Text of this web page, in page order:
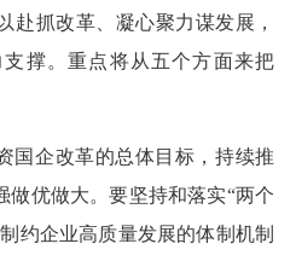
赴抓改革、凝心聚力谋发展，
撑。重点将从五个方面来把
国企改革的总体目标，持续推
做优做大。要坚持和落实“两个
约企业高质量发展的体制机制